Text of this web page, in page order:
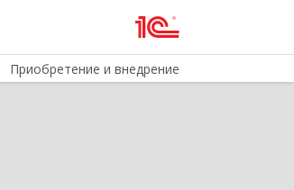
Приобретение и внедрение